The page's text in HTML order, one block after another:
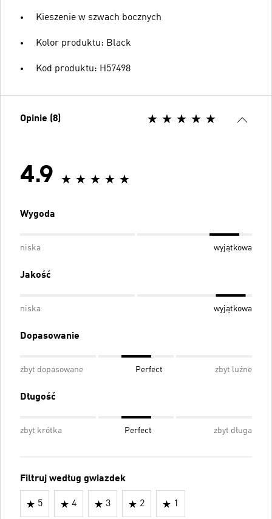
Kieszenie w szwach bocznych
Kolor produktu: Black
Kod produktu: H57498
Opinie (8)
4.9
Wygoda
niska wyjątkowa
Jakość
niska wyjątkowa
Dopasowanie
zbyt dopasowane Perfect zbyt luźne
Długość
zbyt krótka Perfect zbyt długa
Filtruj według gwiazdek
5 4 3 2 1